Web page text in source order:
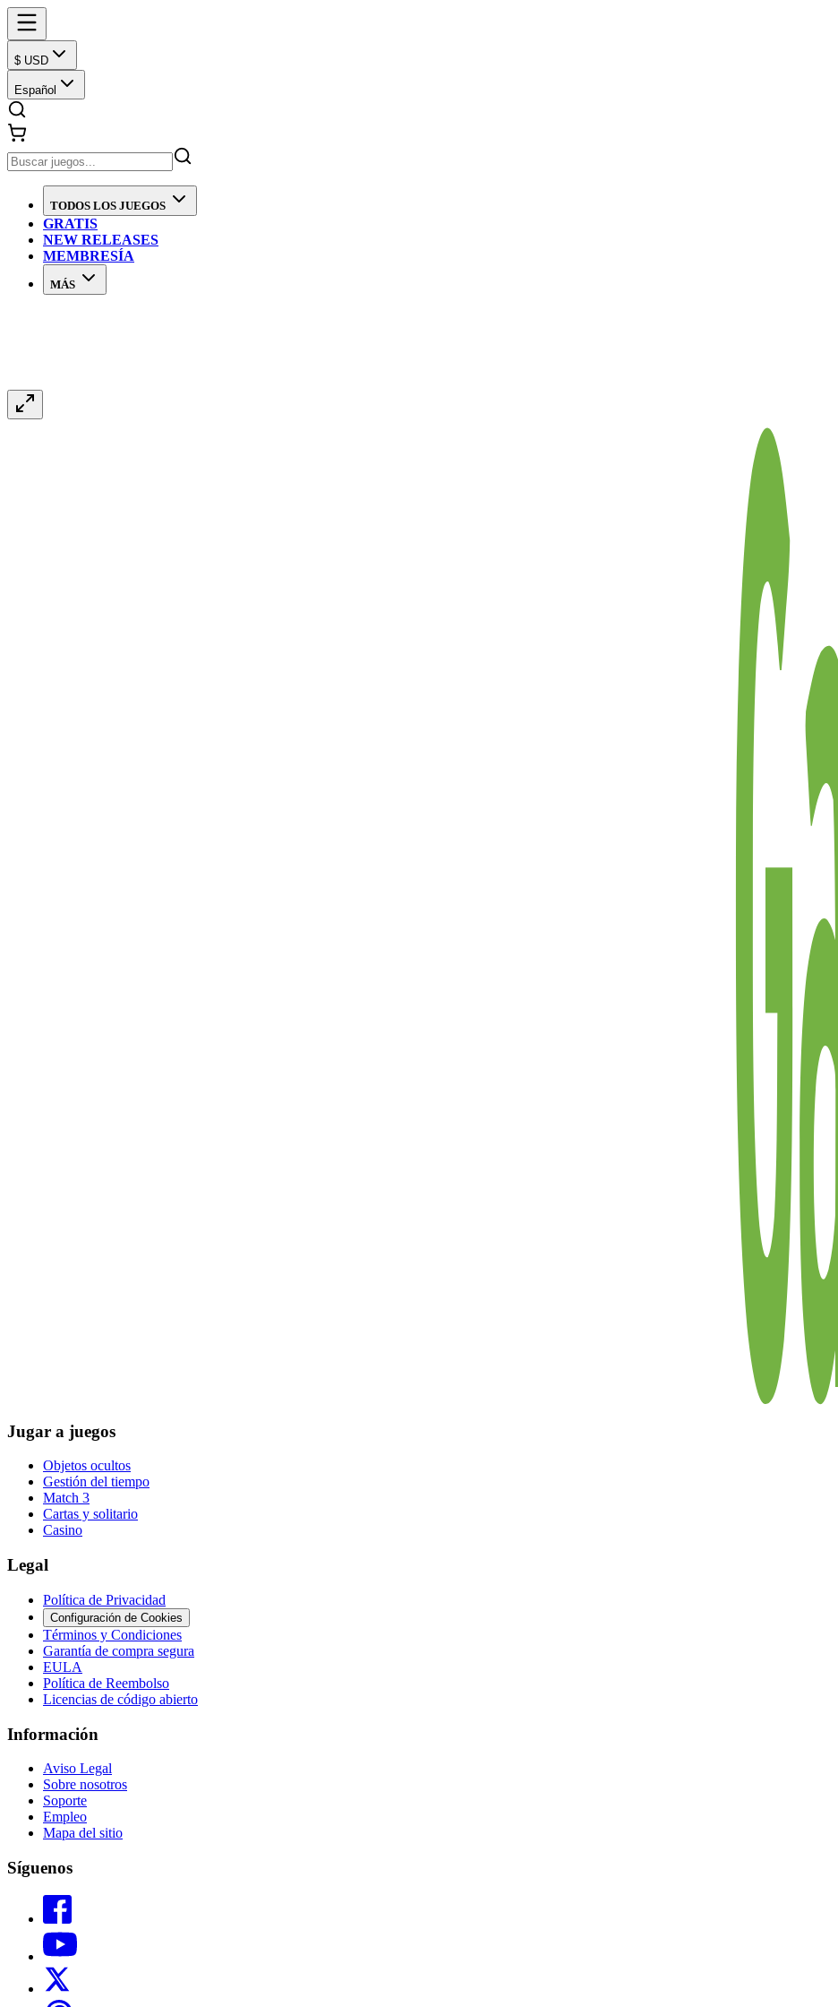
$ USD
Español
TODOS LOS JUEGOS
GRATIS
NEW RELEASES
MEMBRESÍA
MÁS
Jugar a juegos
Objetos ocultos
Gestión del tiempo
Match 3
Cartas y solitario
Casino
Legal
Política de Privacidad
Configuración de Cookies
Términos y Condiciones
Garantía de compra segura
EULA
Política de Reembolso
Licencias de código abierto
Información
Aviso Legal
Sobre nosotros
Soporte
Empleo
Mapa del sitio
Síguenos